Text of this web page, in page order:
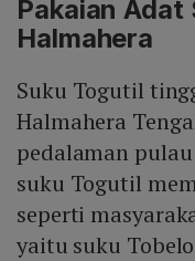
Pakaian Adat
Halmahera
Suku Togutil
Halmahera
pedalaman
suku Togutil
seperti
yaitu suku